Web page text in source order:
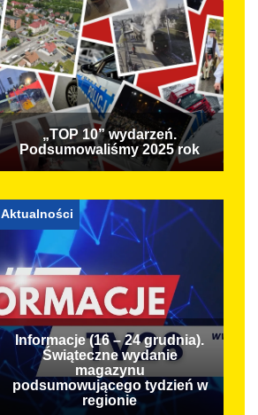
„TOP 10” wydarzeń.
Podsumowaliśmy 2025 rok
Aktualności
Informacje (16 – 24 grudnia).
Świąteczne wydanie
magazynu
podsumowującego tydzień w
regionie